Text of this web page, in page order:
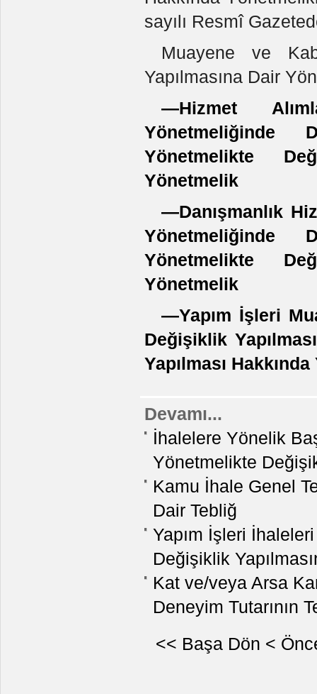
sayılı Resmî
Muayene ve
Yapılmasına Dair
—Hizmet
Yönetmeliğinde
Yönetmelikte
Yönetmelik
—Danışmanlık
Yönetmeliğinde
Yönetmelikte
Yönetmelik
—Yapım İşleri
Değişiklik
Yapılması
Devamı...
İhalelere Yönelik
Yönetmelikte
Kamu İhale Genel
Dair Tebliğ
Yapım İşleri
Değişiklik
Kat ve/veya Arsa
Deneyim Tutarının
<< Başa Dön <